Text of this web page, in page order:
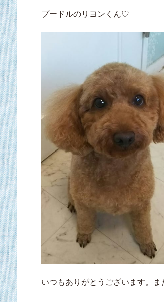
プードルのリヨンくん♡
いつもありがとうございます。